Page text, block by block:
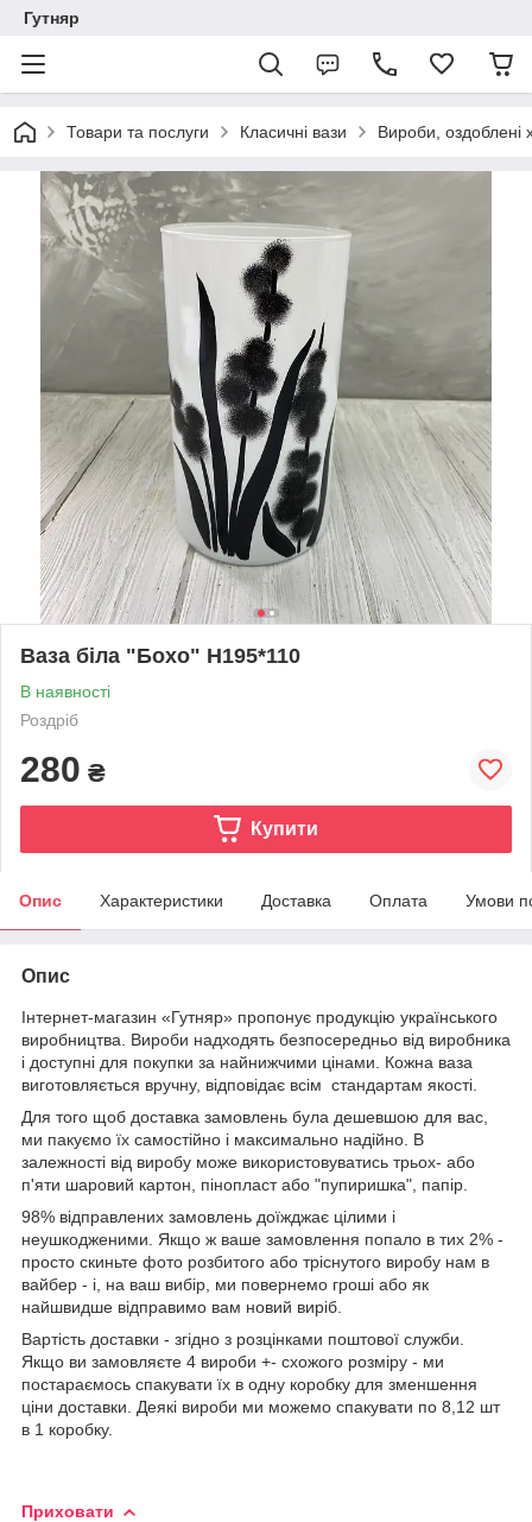
Гутняр
Товари та послуги Класичні вази Вироби, оздоблені
Ваза біла "Бохо" Н195*110
В наявності
Роздріб
280 ₴
Купити
Опис Характеристики Доставка Оплата Умови
Опис
Інтернет-магазин «Гутняр» пропонує продукцію українського
виробництва. Вироби надходять безпосередньо від виробника
і доступні для покупки за найнижчими цінами. Кожна ваза
виготовляється вручну, відповідає всім стандартам якості.
Для того щоб доставка замовлень була дешевшою для вас,
ми пакуємо їх самостійно і максимально надійно. В
залежності від виробу може використовуватись трьох- або
п'яти шаровий картон, пінопласт або "пупиришка", папір.
98% відправлених замовлень доїжджає цілими і
неушкодженими. Якщо ж ваше замовлення попало в тих 2% -
просто скиньте фото розбитого або тріснутого виробу нам в
вайбер - і, на ваш вибір, ми повернемо гроші або як
найшвидше відправимо вам новий виріб.
Вартість доставки - згідно з розцінками поштової служби.
Якщо ви замовляєте 4 вироби +- схожого розміру - ми
постараємось спакувати їх в одну коробку для зменшення
ціни доставки. Деякі вироби ми можемо спакувати по 8,12 шт
в 1 коробку.
Приховати